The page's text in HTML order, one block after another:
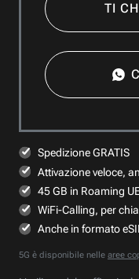
TI
Spedizione GRATIS
Attivazione veloce,
45 GB in Roaming
WiFi-Calling, per
Anche in formato
5G è disponibile nelle aree